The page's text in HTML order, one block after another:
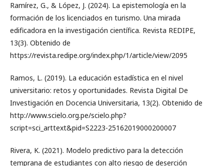
Ramírez, G., & López, J. (2024). La epistemología en la
formación de los licenciados en turismo. Una mirada
edificadora en la investigación científica. Revista REDIPE,
13(3). Obtenido de
https://revista.redipe.org/index.php/1/article/view/2095
Ramos, L. (2019). La educación estadística en el nivel
universitario: retos y oportunidades. Revista Digital De
Investigación en Docencia Universitaria, 13(2). Obtenido de
http://www.scielo.org.pe/scielo.php?
script=sci_arttext&pid=S2223-25162019000200007
Rivera, K. (2021). Modelo predictivo para la detección
temprana de estudiantes con alto riesgo de deserción